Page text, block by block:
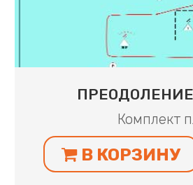
Комплект
В КОРЗИНУ